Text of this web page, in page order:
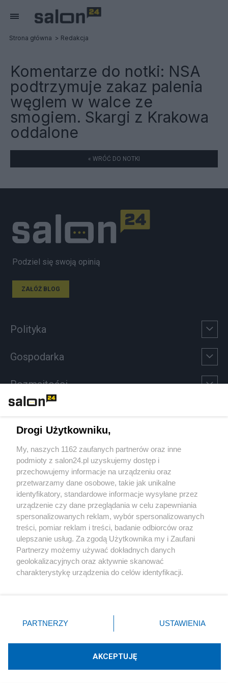
Strona główna Redakcja
Komentarze do notki: NSA
podtrzymuje zakaz palenia
węglem w walce ze
smogiem. Skargi z Krakowa
oddalone
« WRÓĆ DO NOTKI
Podziel się swoją opinią
ZAŁÓŻ BLOG
Polityka
Gospodarka
Rozmaitości
Sport
Społeczeństwo
Kultura
X Facebook Instagram Youtube
Technologię dostarcza:W3media.pl
Drogi Użytkowniku,
My, naszych 1162 zaufanych partnerów oraz inne
podmioty z salon24.pl uzyskujemy dostęp i
przechowujemy informacje na urządzeniu oraz
przetwarzamy dane osobowe, takie jak unikalne
identyfikatory, standardowe informacje wysyłane przez
urządzenie czy dane przeglądania w celu zapewniania
spersonalizowanych reklam, wybór spersonalizowanych
treści, pomiar reklam i treści, badanie odbiorców oraz
ulepszanie usług. Za zgodą Użytkownika my i Zaufani
Partnerzy możemy używać dokładnych danych
geolokalizacyjnych oraz aktywnie skanować
charakterystykę urządzenia do celów identyfikacji.
zmienić/wycofać klikając przycisk ustawień prywatności
znajdujący się w lewym dolnym rogu strony
rodzaje przetwarzania danych nie wymagają zgody
użytkownika, ale masz prawo sprzeciwić się takiemu
PARTNERZY USTAWIENIA
AKCEPTUJĘ